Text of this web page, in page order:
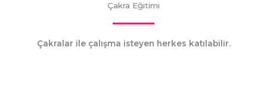
Çakra Eğitimi
Çakralar ile çalışma isteyen herkes katılabilir.